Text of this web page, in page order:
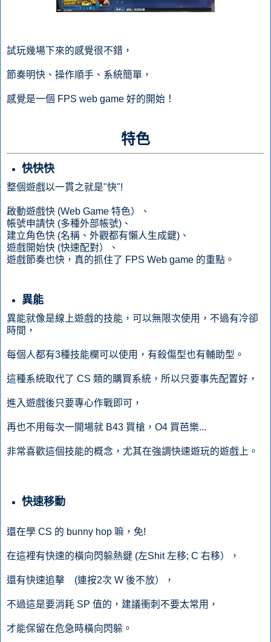
試玩幾場下來的感覺很不錯，
節奏明快、操作順手、系統簡單，
感覺是一個 FPS web game 好的開始！
特色
快快快
整個遊戲以一貫之就是"快"!
啟動遊戲快 (Web Game 特色）、
帳號申請快 (多種外部帳號)、
建立角色快 (名稱、外觀都有懶人生成鍵)、
遊戲開始快 (快速配對）、
遊戲節奏也快，真的抓住了 FPS Web game 的重點。
異能
異能就像是線上遊戲的技能，可以無限次使用，不過有冷卻
時間，
每個人都有3種技能欄可以使用，有殺傷型也有輔助型。
這種系統取代了 CS 類的購買系統，所以只要事先配置好，
進入遊戲後只要專心作戰即可，
再也不用每次一開場就 B43 買槍，O4 買芭樂...
非常喜歡這個技能的概念，尤其在強調快速遊玩的遊戲上。
快速移動
還在學 CS 的 bunny hop 嘛，免!
在這裡有快速的橫向閃躲熱鍵 (左Shit 左移; C 右移），
還有快速追擊 (連按2次 W 後不放），
不過這是要消耗 SP 值的，建議衝刺不要太常用，
才能保留在危急時橫向閃躲。